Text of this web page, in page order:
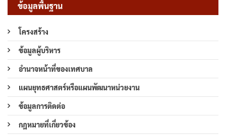
ข้อมูลพื้นฐาน
โครงสร้าง
ข้อมูลผู้บริหาร
อำนาจหน้าที่ของเทศบาล
แผนยุทธศาสตร์หรือแผนพัฒนาหน่วยงาน
ข้อมูลการติดต่อ
กฎหมายที่เกี่ยวข้อง